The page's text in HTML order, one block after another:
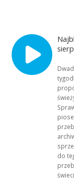
do